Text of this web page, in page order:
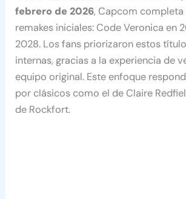
febrero de 2026, Capcom
remakes iniciales: Code Veronica en
2028. Los fans priorizaron estos
internas, gracias a la experiencia de
equipo original. Este enfoque
por clásicos como el de Claire
de Rockfort.